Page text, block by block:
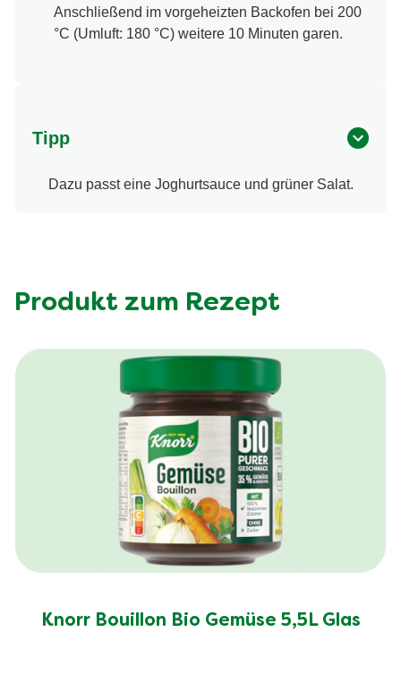
Anschließend im vorgeheizten Backofen bei 200
°C (Umluft: 180 °C) weitere 10 Minuten garen.
Tipp
Dazu passt eine Joghurtsauce und grüner Salat.
Produkt zum Rezept
Knorr Bouillon Bio Gemüse 5,5L Glas